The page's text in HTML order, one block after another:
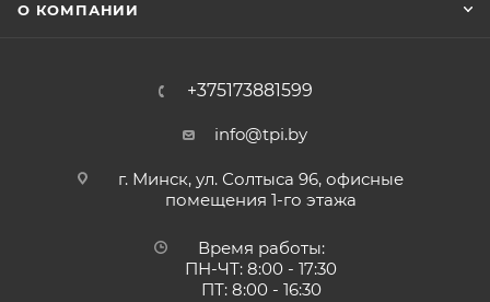
О КОМПАНИИ
+375173881599
info@tpi.by
г. Минск, ул. Солтыса 96, офисные
помещения 1-го этажа
Время работы:
ПН-ЧТ: 8:00 - 17:30
ПТ: 8:00 - 16:30